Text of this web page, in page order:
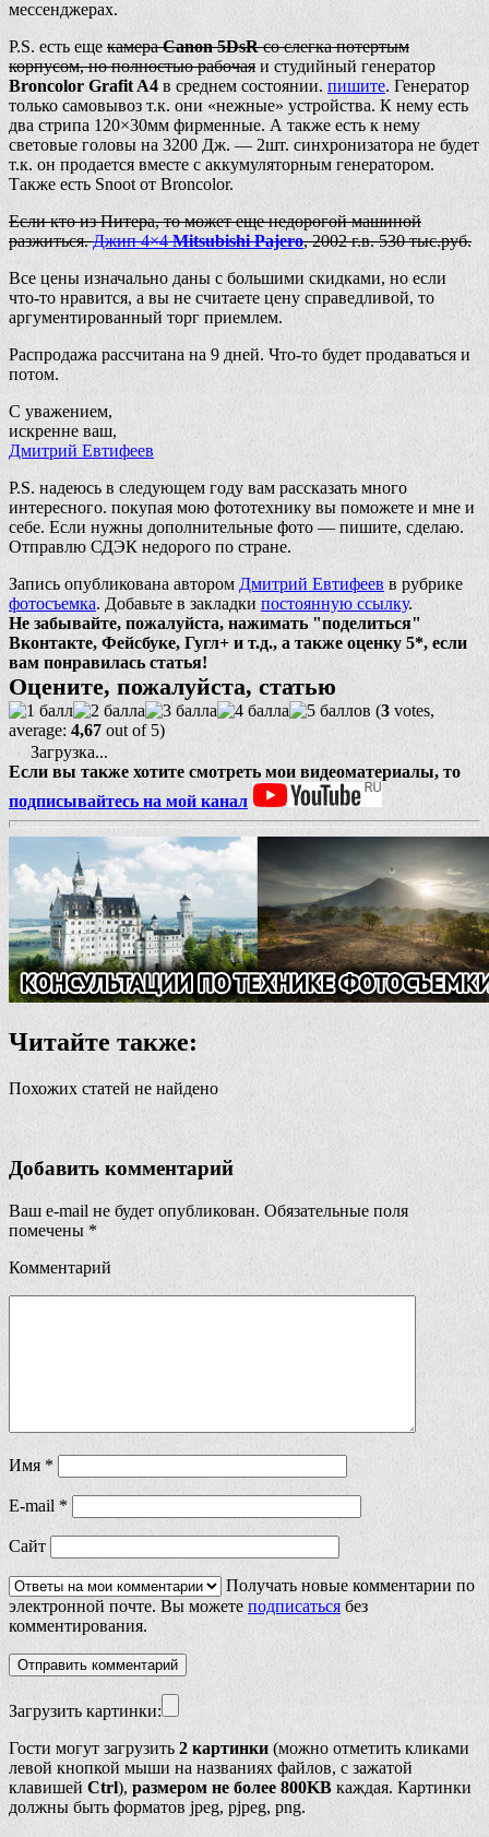
мессенджерах.
P.S. есть еще камераCanon 5DsRсо слегка потертым
корпусом, но полностью рабочая и студийный генератор
Broncolor Grafit A4 в среднем состоянии. пишите. Генератор
только самовывоз т.к. они «нежные» устройства. К нему есть
два стрипа 120×30мм фирменные. А также есть к нему
световые головы на 3200 Дж. — 2шт. синхронизатора не будет
т.к. он продается вместе с аккумуляторным генератором.
Также есть Snoot от Broncolor.
Если кто из Питера, то может еще недорогой машиной
разжиться.Джип 4×4Mitsubishi Pajero, 2002 г.в. 530 тыс.руб.
Все цены изначально даны с большими скидками, но если
что-то нравится, а вы не считаете цену справедливой, то
аргументированный торг приемлем.
Распродажа рассчитана на 9 дней. Что-то будет продаваться и
потом.
С уважением,
искренне ваш,
Дмитрий Евтифеев
P.S. надеюсь в следующем году вам рассказать много
интересного. покупая мою фототехнику вы поможете и мне и
себе. Если нужны дополнительные фото — пишите, сделаю.
Отправлю СДЭК недорого по стране.
Запись опубликована автором Дмитрий Евтифеев в рубрике
фотосъемка. Добавьте в закладки постоянную ссылку.
Не забывайте, пожалуйста, нажимать "поделиться"
Вконтакте, Фейсбуке, Гугл+ и т.д., а также оценку 5*, если
вам понравилась статья!
Оцените, пожалуйста, статью
(3 votes,
average: 4,67 out of 5)
Загрузка...
Если вы также хотите смотреть мои видеоматериалы, то
подписывайтесь на мой канал
Читайте также:
Похожих статей не найдено
Добавить комментарий
Ваш e-mail не будет опубликован. Обязательные поля
помечены *
Комментарий
Имя *
E-mail *
Сайт
Получать новые комментарии по
электронной почте. Вы можете подписаться без
комментирования.
Загрузить картинки:
Гости могут загрузить 2 картинки (можно отметить кликами
левой кнопкой мыши на названиях файлов, с зажатой
клавишей Ctrl), размером не более 800KB каждая. Картинки
должны быть форматов jpeg, pjpeg, png.